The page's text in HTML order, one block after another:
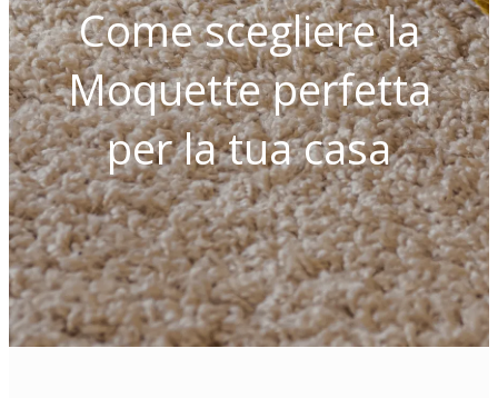
Come scegliere la
Moquette perfetta
per la tua casa